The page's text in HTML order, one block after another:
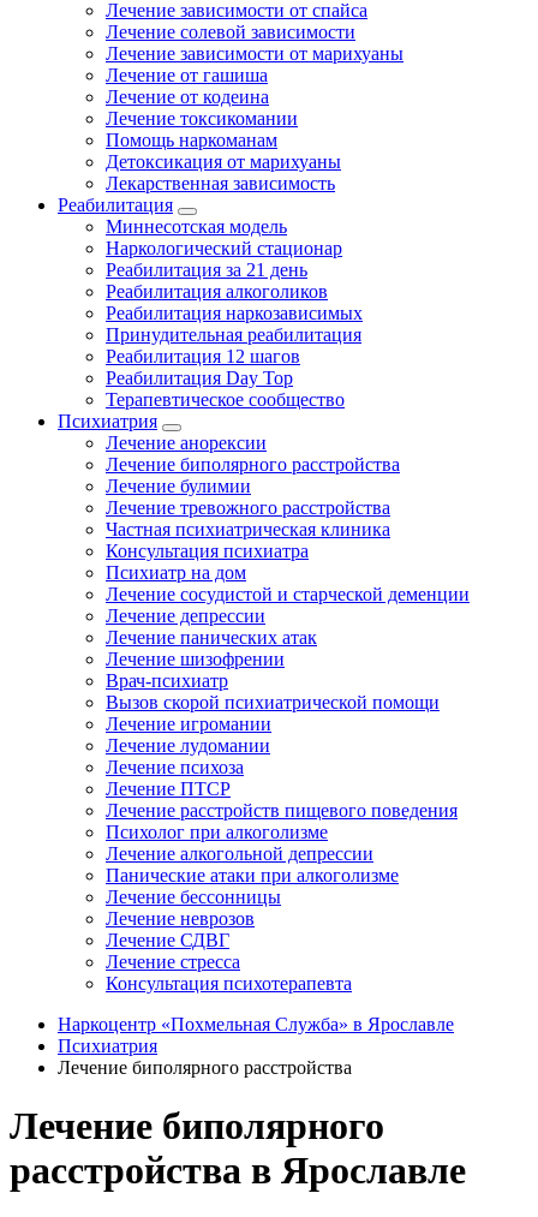
Лечение зависимости от спайса
Лечение солевой зависимости
Лечение зависимости от марихуаны
Лечение от гашиша
Лечение от кодеина
Лечение токсикомании
Помощь наркоманам
Детоксикация от марихуаны
Лекарственная зависимость
Реабилитация
Миннесотская модель
Наркологический стационар
Реабилитация за 21 день
Реабилитация алкоголиков
Реабилитация наркозависимых
Принудительная реабилитация
Реабилитация 12 шагов
Реабилитация Day Top
Терапевтическое сообщество
Психиатрия
Лечение анорексии
Лечение биполярного расстройства
Лечение булимии
Лечение тревожного расстройства
Частная психиатрическая клиника
Консультация психиатра
Психиатр на дом
Лечение сосудистой и старческой деменции
Лечение депрессии
Лечение панических атак
Лечение шизофрении
Врач-психиатр
Вызов скорой психиатрической помощи
Лечение игромании
Лечение лудомании
Лечение психоза
Лечение ПТСР
Лечение расстройств пищевого поведения
Психолог при алкоголизме
Лечение алкогольной депрессии
Панические атаки при алкоголизме
Лечение бессонницы
Лечение неврозов
Лечение СДВГ
Лечение стресса
Консультация психотерапевта
Наркоцентр «Похмельная Служба» в Ярославле
Психиатрия
Лечение биполярного расстройства
Лечение биполярного
расстройства в Ярославле